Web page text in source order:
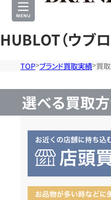
HUBLOT（ウブ
TOP ブランド買取実績 買
選べる買取